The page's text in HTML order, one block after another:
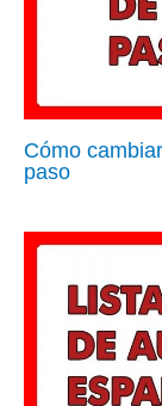
Cómo
paso